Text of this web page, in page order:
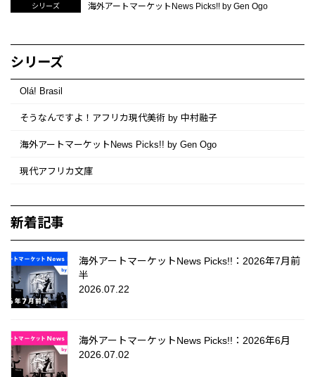
シリーズ 海外アートマーケットNews Picks!! by Gen Ogo
シリーズ
Olá! Brasil
そうなんですよ！アフリカ現代美術 by 中村融子
海外アートマーケットNews Picks!! by Gen Ogo
現代アフリカ文庫
新着記事
海外アートマーケットNews Picks!!：2026年7月前
半
2026.07.22
海外アートマーケットNews Picks!!：2026年6月
2026.07.02